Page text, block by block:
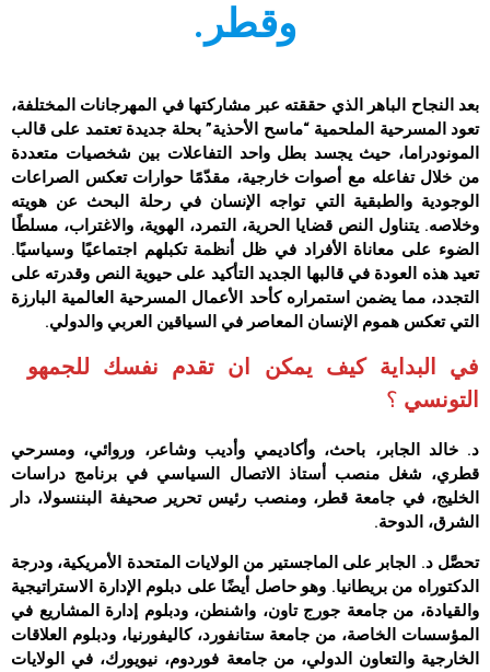
وقطر.
بعد النجاح الباهر الذي حققته عبر مشاركتها في المهرجانات المختلفة،
تعود المسرحية الملحمية “ماسح الأحذية” بحلة جديدة تعتمد على قالب
المونودراما، حيث يجسد بطل واحد التفاعلات بين شخصيات متعددة
من خلال تفاعله مع أصوات خارجية، مقدّمًا حوارات تعكس الصراعات
الوجودية والطبقية التي تواجه الإنسان في رحلة البحث عن هويته
وخلاصه. يتناول النص قضايا الحرية، التمرد، الهوية، والاغتراب، مسلطًا
الضوء على معاناة الأفراد في ظل أنظمة تكبلهم اجتماعيًا وسياسيًا.
تعيد هذه العودة في قالبها الجديد التأكيد على حيوية النص وقدرته على
التجدد، مما يضمن استمراره كأحد الأعمال المسرحية العالمية البارزة
التي تعكس هموم الإنسان المعاصر في السياقين العربي والدولي.
في البداية كيف يمكن ان تقدم نفسك للجمهو
التونسي ؟
د. خالد الجابر، باحث، وأكاديمي وأديب وشاعر، وروائي، ومسرحي
قطري، شغل منصب أستاذ الاتصال السياسي في برنامج دراسات
الخليج، في جامعة قطر، ومنصب رئيس تحرير صحيفة البننسولا، دار
الشرق، الدوحة.
تحصَّل د. الجابر على الماجستير من الولايات المتحدة الأمريكية، ودرجة
الدكتوراه من بريطانيا. وهو حاصل أيضًا على دبلوم الإدارة الاستراتيجية
والقيادة، من جامعة جورج تاون، واشنطن، ودبلوم إدارة المشاريع في
المؤسسات الخاصة، من جامعة ستانفورد، كاليفورنيا، ودبلوم العلاقات
الخارجية والتعاون الدولي، من جامعة فوردوم، نيويورك، في الولايات